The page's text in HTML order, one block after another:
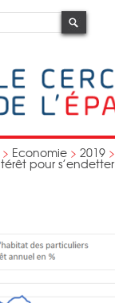
> Economie > 2019 >
pour s’endetter